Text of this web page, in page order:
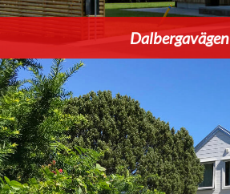
Dalbergavägen